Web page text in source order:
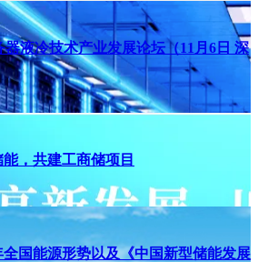
液冷技术产业发展论坛（11月6日 深
，共建工商储项目
国能源形势以及《中国新型储能发展